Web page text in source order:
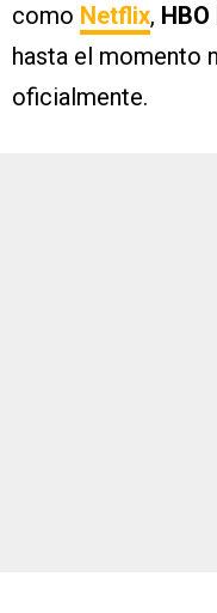
como Netflix,
hasta el momento
oficialmente.